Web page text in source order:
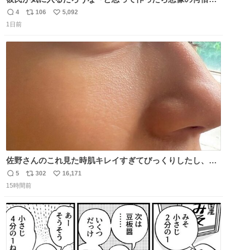
美味しい美味しい言ってくれて嬉しい
返
信
4
リ
106
い
5,092
1日前
佐野さんのこれ見た時肌キレイすぎてびっくりしたし、や
はりアイドルって体型･肌管理すごすぎる
返
信
5
リ
ポ
ト
302
い
数
16,171
15時間前